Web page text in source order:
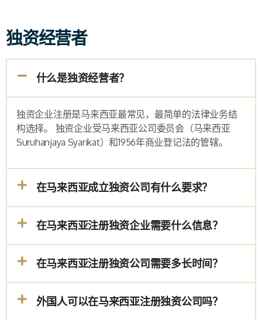
独资经营者
什么是独资经营者？
独资企业注册是马来西亚最常见，最简单的法律业务结
构选择。 独资企业受马来西亚公司委员会（马来西亚
Suruhanjaya Syarikat）和1956年商业登记法的管辖。
在马来西亚成立独资公司有什么要求？
在马来西亚注册独资企业需要什么信息？
在马来西亚注册独资公司需要多长时间？
外国人可以在马来西亚注册独资公司吗？